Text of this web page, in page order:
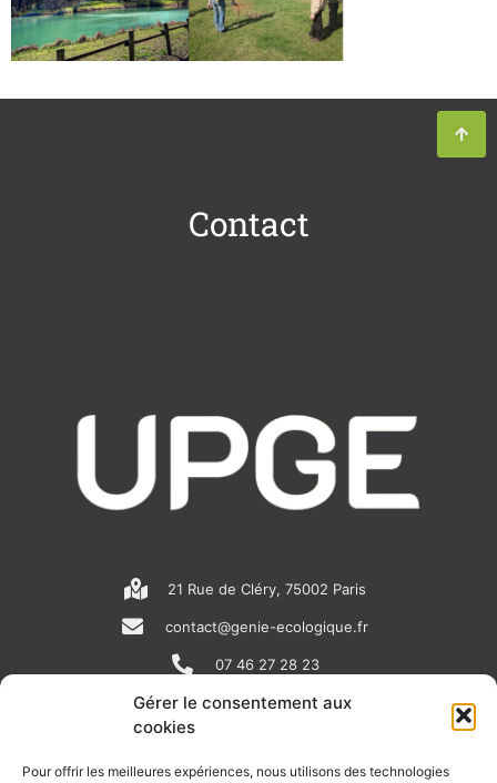
Gérer le consentement aux
cookies
Pour offrir les meilleures expériences, nous utilisons des technologies
Contact
21 Rue de Cléry, 75002 Paris
contact@genie-ecologique.fr
07 46 27 28 23
N
e
i
o